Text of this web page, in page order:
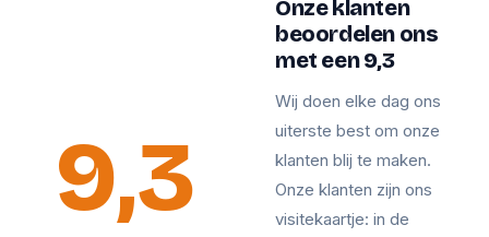
9,3
Onze klanten
beoordelen ons
met een 9,3
Wij doen elke dag ons
uiterste best om onze
klanten blij te maken.
Onze klanten zijn ons
visitekaartje: in de